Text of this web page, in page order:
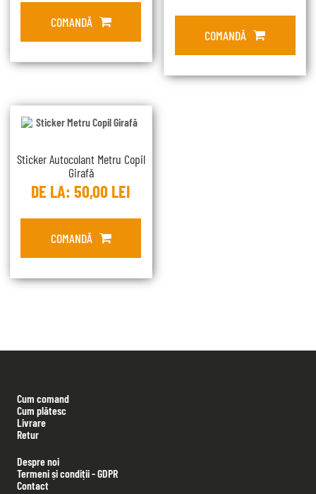
COMANDĂ
COMANDĂ
Sticker Autocolant Metru Copil
Girafă
DE LA:50,00 LEI
COMANDĂ
Cum comand
Cum plătesc
Livrare
Retur
Despre noi
Termeni și condiții - GDPR
Contact